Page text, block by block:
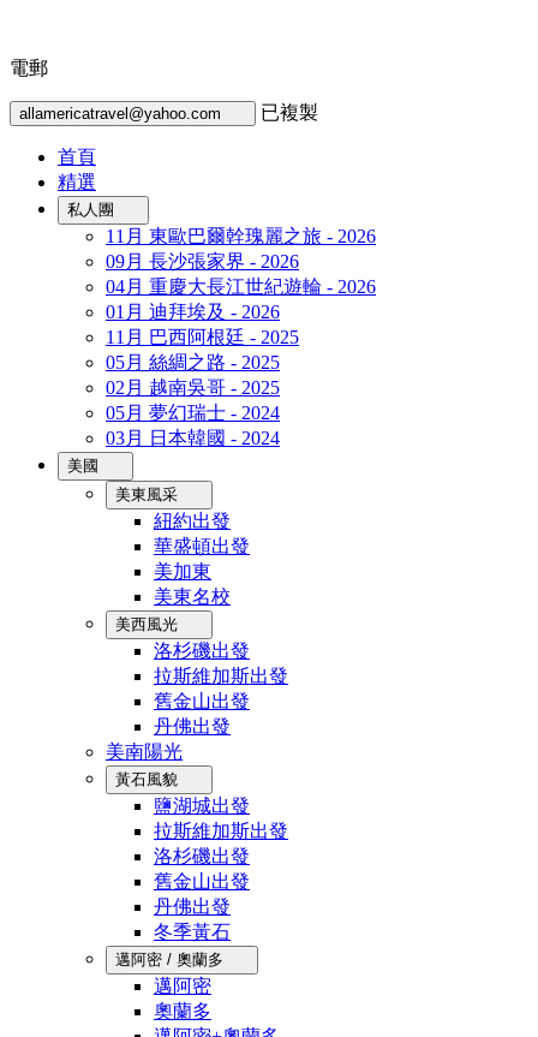
電郵
allamericatravel@yahoo.com 已複製
首頁
精選
私人團
11月 東歐巴爾幹瑰麗之旅 - 2026
09月 長沙張家界 - 2026
04月 重慶大長江世紀遊輪 - 2026
01月 迪拜埃及 - 2026
11月 巴西阿根廷 - 2025
05月 絲綢之路 - 2025
02月 越南吳哥 - 2025
05月 夢幻瑞士 - 2024
03月 日本韓國 - 2024
美國
美東風采
紐約出發
華盛頓出發
美加東
美東名校
美西風光
洛杉磯出發
拉斯維加斯出發
舊金山出發
丹佛出發
美南陽光
黃石風貌
鹽湖城出發
拉斯維加斯出發
洛杉磯出發
舊金山出發
丹佛出發
冬季黃石
邁阿密 / 奧蘭多
邁阿密
奧蘭多